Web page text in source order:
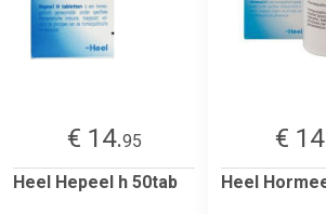
€ 14.95
Heel Hepeel h 50tab
€
Heel